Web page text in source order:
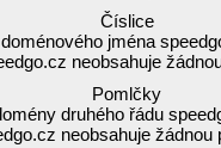
Číslice
jména
neobsahuje
Pomlčky
druhého řádu
neobsahuje žádnou